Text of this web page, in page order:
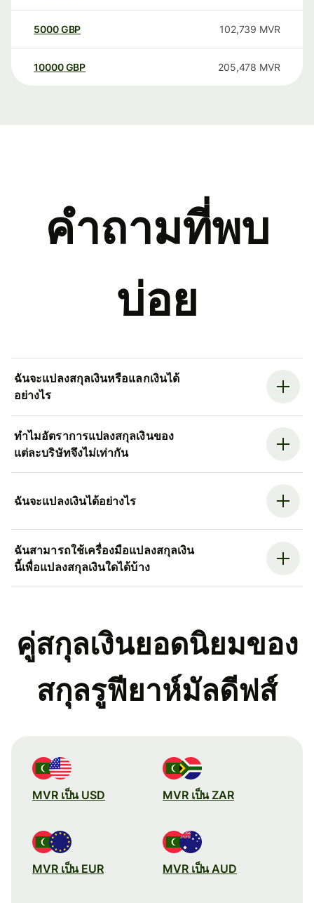
5000GBP 102,739 MVR
10000 GBP 205,478 MVR
คำถามที่พบ
บ่อย
ฉันจะแปลงสกุลเงินหรือแลกเงินได้
อย่างไร
ทำไมอัตราการแปลงสกุลเงินของ
แต่ละบริษัทจึงไม่เท่ากัน
ฉันจะแปลงเงินได้อย่างไร
ฉันสามารถใช้เครื่องมือแปลงสกุลเงิน
นี้เพื่อแปลงสกุลเงินใดได้บ้าง
คู่สกุลเงินยอดนิยมของ
สกุลรูฟียาห์มัลดีฟส์
MVR เป็น USD MVR เป็น ZAR
MVR เป็น EUR MVR เป็น AUD